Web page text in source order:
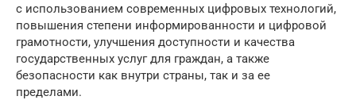
с использованием современных цифровых технологий,
повышения степени информированности и цифровой
грамотности, улучшения доступности и качества
государственных услуг для граждан, а также
безопасности как внутри страны, так и за ее
пределами.